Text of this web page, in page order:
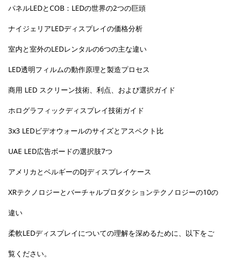
パネルLEDとCOB：LEDの世界の2つの巨頭
ナイジェリアLEDディスプレイの価格分析
室内と室外のLEDレンタルの6つの主な違い
LED透明フィルムの動作原理と製造プロセス
商用 LED スクリーン技術、利点、および選択ガイド
ホログラフィックディスプレイ技術ガイド
3x3 LEDビデオウォールのサイズとアスペクト比
UAE LED広告ボードの選択肢7つ
アメリカとベルギーのDJディスプレイケース
XRテクノロジーとバーチャルプロダクションテクノロジーの10の
違い
柔軟LEDディスプレイについての理解を深めるために、以下をご
覧ください。